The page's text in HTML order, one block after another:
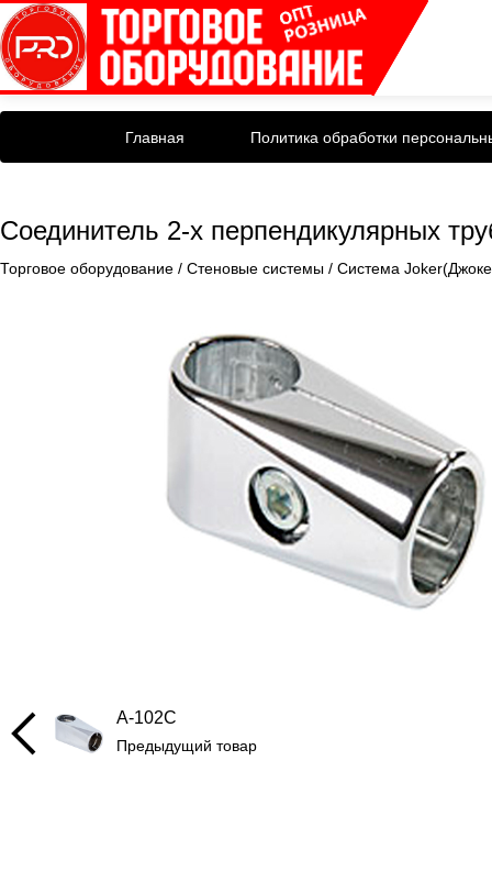
Главная Политика обработки
Соединитель 2-х перпендикулярных
Торговое оборудование / Стеновые системы / Система
A-102C
Предыдущий товар